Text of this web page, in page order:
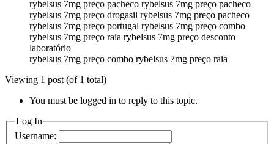
rybelsus 7mg preço pacheco rybelsus 7mg preço pacheco
rybelsus 7mg preço drogasil rybelsus 7mg preço pacheco
rybelsus 7mg preço portugal rybelsus 7mg preço combo
rybelsus 7mg preço raia rybelsus 7mg preço desconto
laboratório
rybelsus 7mg preço combo rybelsus 7mg preço raia
Viewing 1 post (of 1 total)
You must be logged in to reply to this topic.
Log In
Username: